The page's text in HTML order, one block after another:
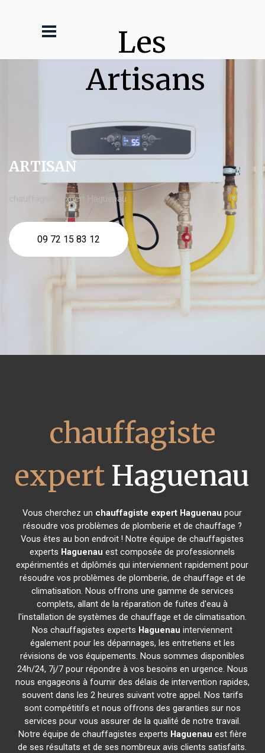
Les
Artisans
ARTISAN
chauffagiste expert Haguenau
09 72 15 83 12
chauffagiste
expert Haguenau
Vous cherchez un chauffagiste expert Haguenau pour
résoudre vos problèmes de plomberie et de chauffage ?
Vous êtes au bon endroit ! Notre équipe de chauffagistes
experts Haguenau est composée de professionnels
expérimentés et diplômés qui interviennent rapidement pour
résoudre vos problèmes de plomberie, de chauffage et de
climatisation. Nous offrons une gamme de services
complets, allant de la réparation de fuites d'eau à
l'installation de systèmes de chauffage et de climatisation.
Nos chauffagistes experts Haguenau interviennent
également pour les dépannages, les entretiens et les
révisions de vos équipements. Nous sommes disponibles
24h/24, 7j/7 pour répondre à vos besoins en urgence. Nous
nous engageons à fournir des délais de intervention rapides,
souvent dans les 2 heures suivant votre appel. Nos tarifs
sont compétitifs et nous offrons des garanties sur nos
services pour vous assurer de la qualité de notre travail.
Notre équipe de chauffagistes experts Haguenau est fière
de ses résultats et de ses nombreux avis clients satisfaits.